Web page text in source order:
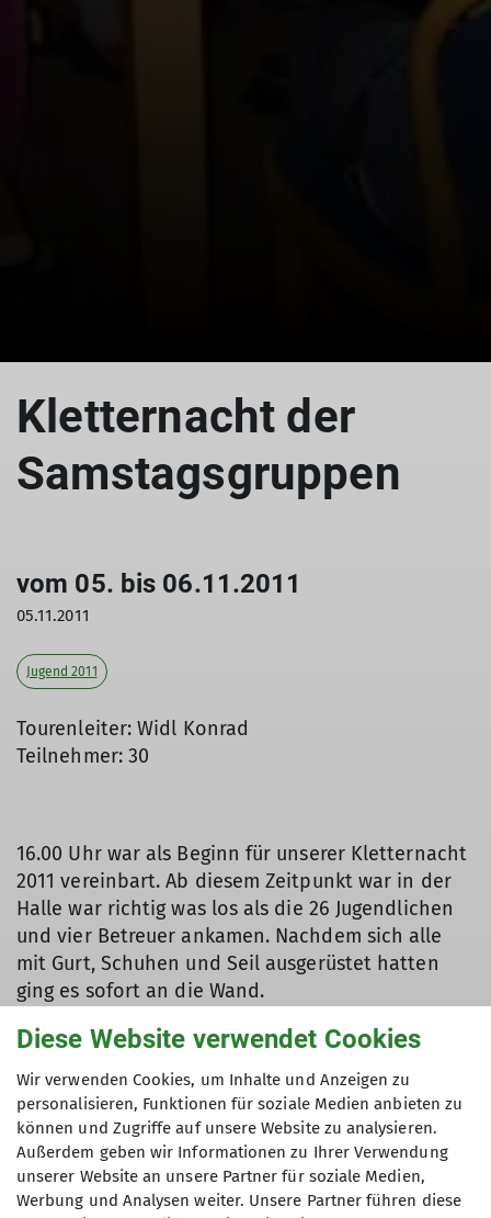
Kletternacht der
Samstagsgruppen
vom 05. bis 06.11.2011
05.11.2011
Jugend 2011
Tourenleiter: Widl Konrad
Teilnehmer: 30
16.00 Uhr war als Beginn für unserer Kletternacht
2011 vereinbart. Ab diesem Zeitpunkt war in der
Halle war richtig was los als die 26 Jugendlichen
und vier Betreuer ankamen. Nachdem sich alle
mit Gurt, Schuhen und Seil ausgerüstet hatten
ging es sofort an die Wand.
wöchentlich trainierende Gruppe um die
Jahresplanung 2012. Wünsche wie ein
Hüttenwochenende, Bergwanderungen,
Klettersteige und natürlich Klettern am Fels
wurden genannt. Anschließend wurde wieder
fleißig geklettert.
Wenn sich jemand fragt, wie man 26 Kids auf
Diese Website verwendet Cookies
Wir verwenden Cookies, um Inhalte und Anzeigen zu
personalisieren, Funktionen für soziale Medien anbieten zu
können und Zugriffe auf unsere Website zu analysieren.
Außerdem geben wir Informationen zu Ihrer Verwendung
unserer Website an unsere Partner für soziale Medien,
Werbung und Analysen weiter. Unsere Partner führen diese